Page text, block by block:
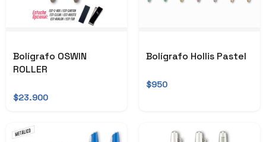
Bolígrafo OSWIN
ROLLER
$23.900
Bolígrafo Hollis Pastel
$950